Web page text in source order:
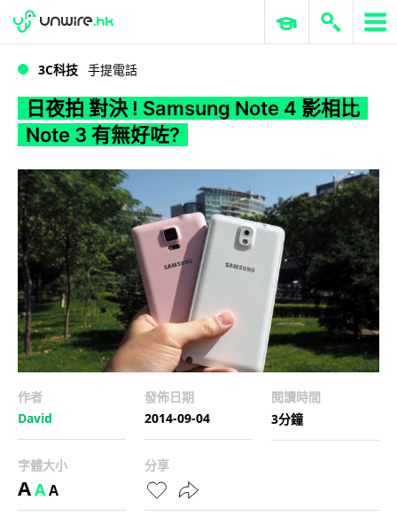
WWDC 2026 ERP 與商業 AI
3C科技 手提電話
日夜拍 對決 ! Samsung Note 4 影相比
Note 3 有無好咗?
作者
David
發佈日期
2014-09-04
閱讀時間
3分鐘
字體大小
AAA
分享